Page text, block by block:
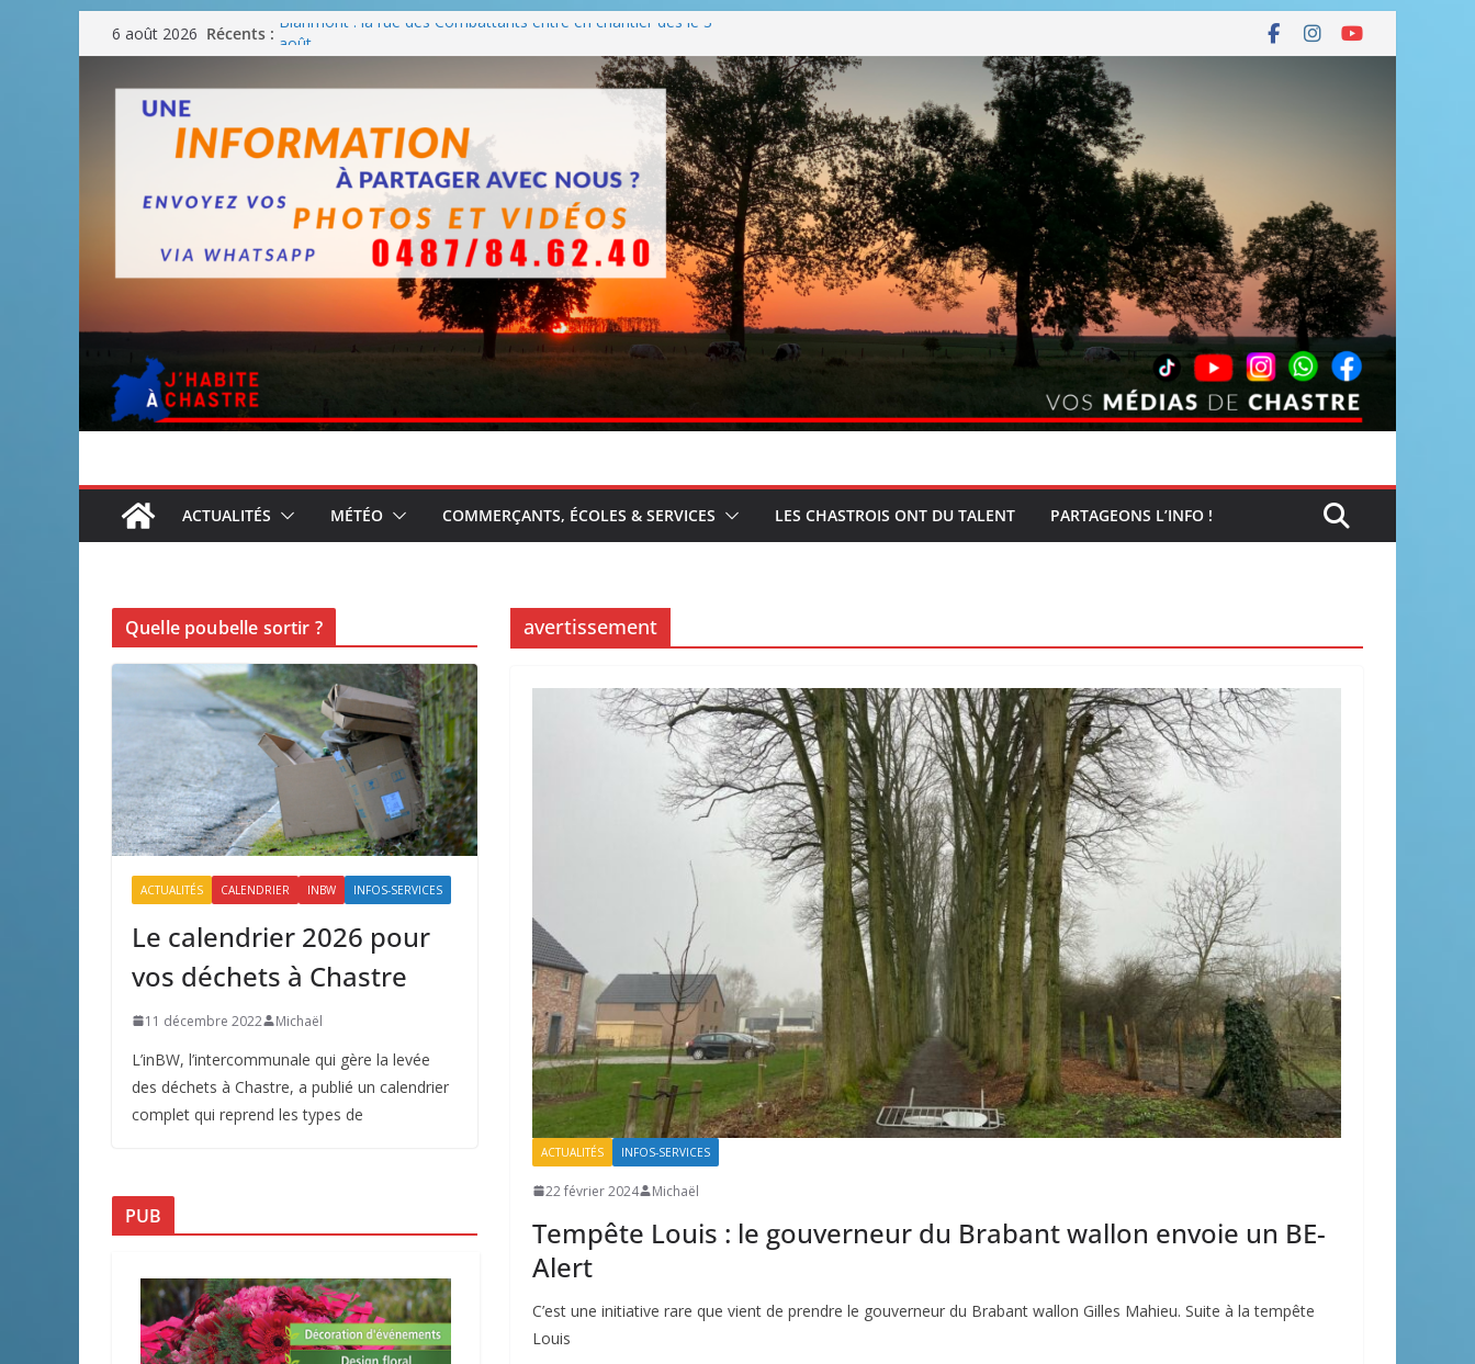
Passer
au
contenu
6 août 2026 Récents : Blanmont : la rue des Combattants entre en chantier dès le 3
août
Une fête nationale sans drache
ACTUALITÉS MÉTÉO COMMERÇANTS, ÉCOLES & SERVICES LES CHASTROIS ONT DU TALENT PARTAGEONS L’INFO !
avertissement
ACTUALITÉS INFOS-SERVICES
22 février 2024 Michaël
Tempête Louis : le gouverneur du Brabant wallon envoie un BE-
Alert
C’est une initiative rare que vient de prendre le gouverneur du Brabant wallon Gilles Mahieu. Suite à la tempête
Louis
Quelle poubelle sortir ?
ACTUALITÉS CALENDRIER INBW INFOS-SERVICES
Le calendrier 2026 pour
vos déchets à Chastre
11 décembre 2022 Michaël
L’inBW, l’intercommunale qui gère la levée
des déchets à Chastre, a publié un calendrier
complet qui reprend les types de
PUB